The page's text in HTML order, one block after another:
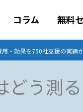
コラム 無料
・効果を750社支援の実績
どう測